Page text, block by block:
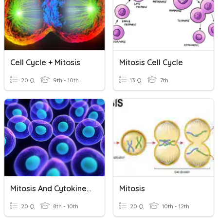
Cell Cycle + Mitosis
20 Q 9th - 10th
Mitosis Cell Cycle
13 Q 7th
Mitosis And Cytokinesis
20 Q 8th - 10th
Mitosis
20 Q 10th - 12th